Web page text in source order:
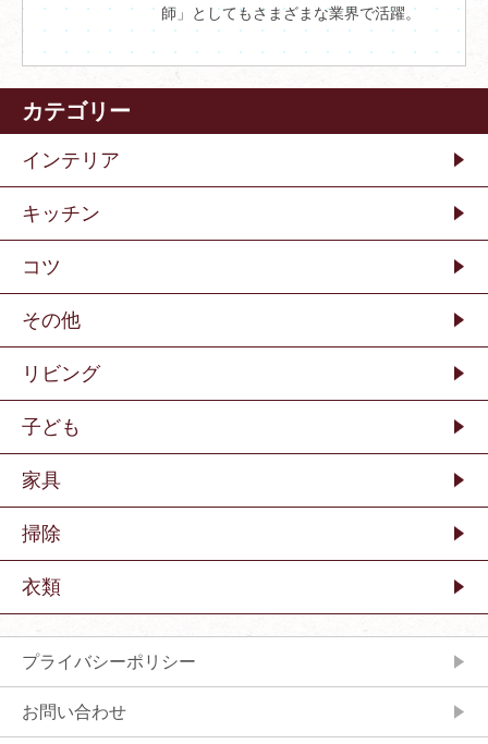
師」としてもさまざまな業界で活躍。
カテゴリー
インテリア
キッチン
コツ
その他
リビング
子ども
家具
掃除
衣類
プライバシーポリシー
お問い合わせ